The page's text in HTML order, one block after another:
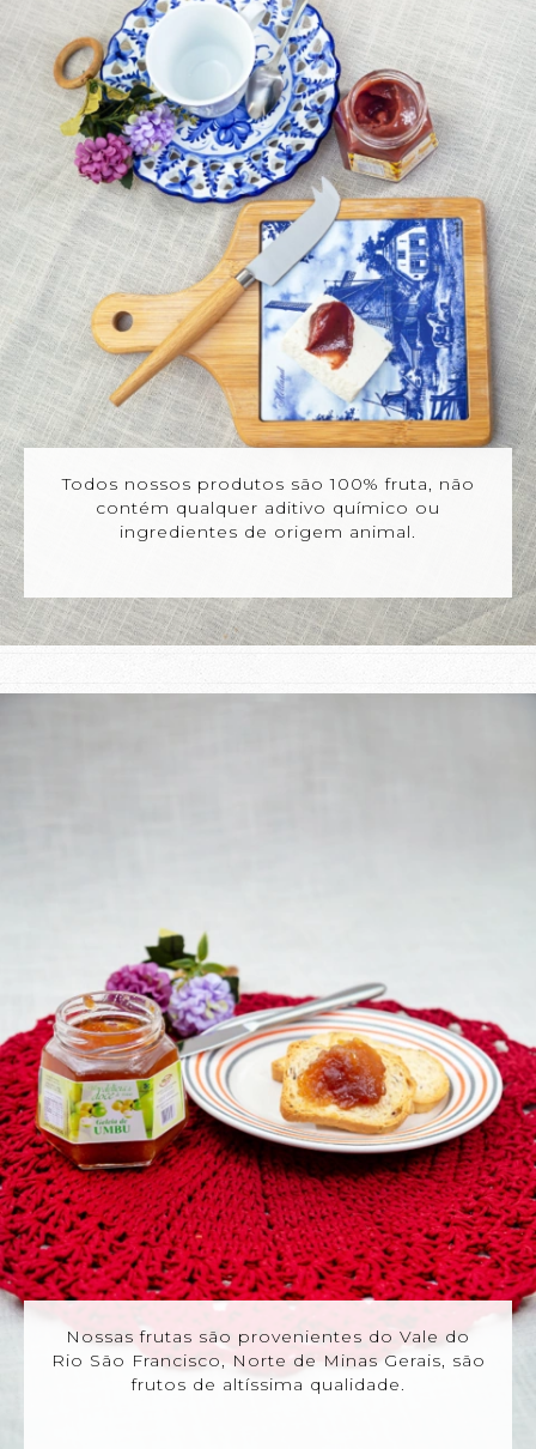
Todos nossos produtos são 100% fruta, não
contém qualquer aditivo químico ou
ingredientes de origem animal.
Nossas frutas são provenientes do Vale do
Rio São Francisco, Norte de Minas Gerais, são
frutos de altíssima qualidade.